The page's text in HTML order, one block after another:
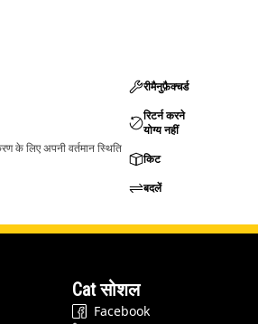
के लिए अपनी वर्तमान स्थिति
रीमैनुफ़ैक्चर्ड
रिटर्न करने
योग्य नहीं
किट
बदलें
Cat सोशल
Facebook